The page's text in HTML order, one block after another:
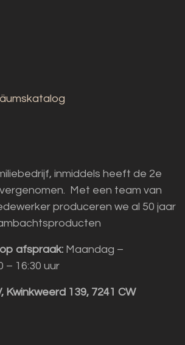
inmiddels heeft de 2e
Met een team van
produceren we al 50 jaar
afspraak: Maandag –
– 16:30 uur
Kwinkweerd 139, 7241 CW